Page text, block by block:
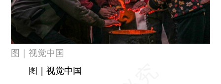
图｜视觉中国
图｜视觉中国